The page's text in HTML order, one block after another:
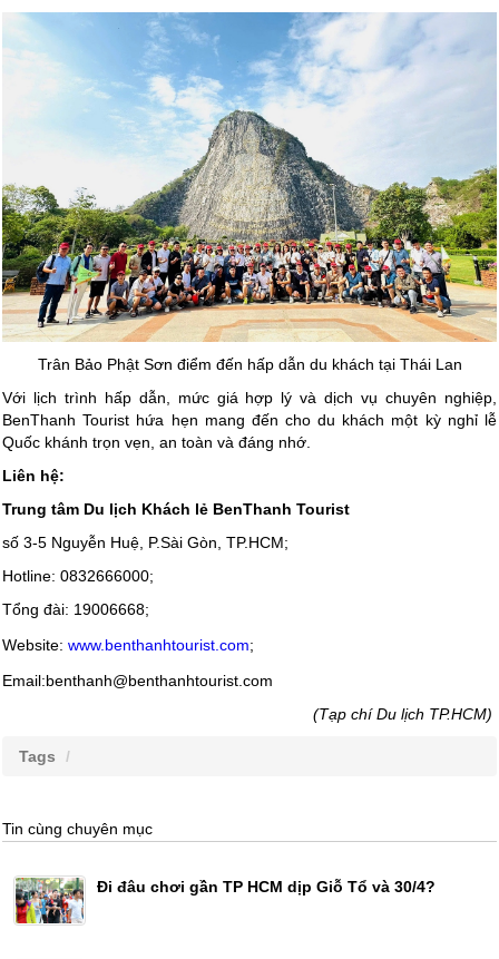
Trân Bảo Phật Sơn điểm đến hấp dẫn du khách tại Thái Lan
Với lịch trình hấp dẫn, mức giá hợp lý và dịch vụ chuyên nghiệp,
BenThanh Tourist hứa hẹn mang đến cho du khách một kỳ nghỉ lễ
Quốc khánh trọn vẹn, an toàn và đáng nhớ.
Liên hệ:
Trung tâm Du lịch Khách lẻ BenThanh Tourist
số 3-5 Nguyễn Huệ, P.Sài Gòn, TP.HCM;
Hotline: 0832666000;
Tổng đài: 19006668;
Website: www.benthanhtourist.com;
Email:benthanh@benthanhtourist.com
(Tạp chí Du lịch TP.HCM)
Tags
Tin cùng chuyên mục
Đi đâu chơi gần TP HCM dịp Giỗ Tổ và 30/4?